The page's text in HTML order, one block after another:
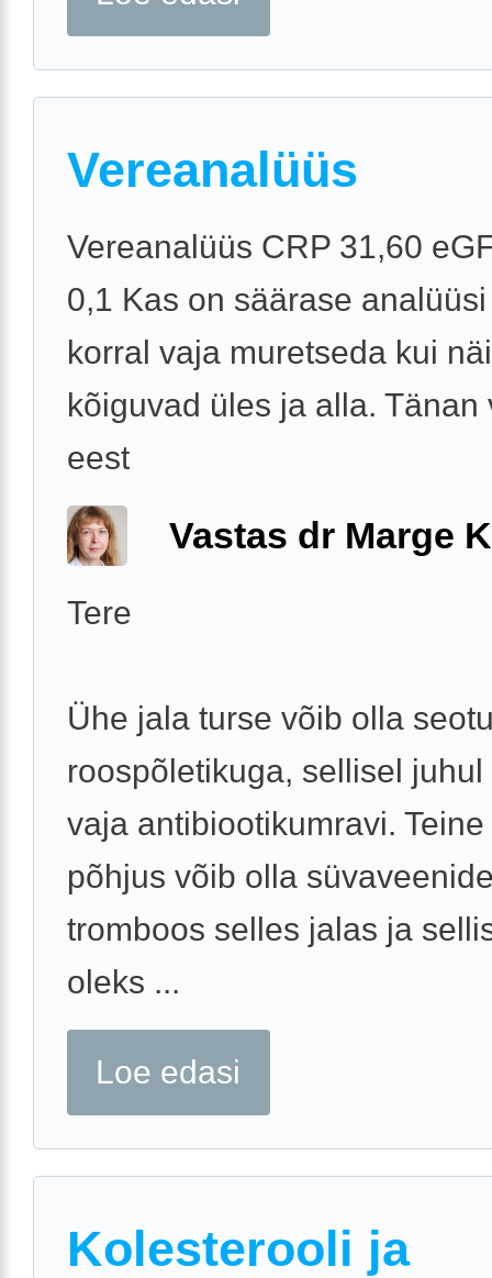
Vereanalüüs
Vereanalüüs CRP 31,60
0,1 Kas on säärase
korral vaja muretseda kui
kõiguvad üles ja alla. Tänan
eest
Vastas dr Marge
Tere
Ühe jala turse võib olla
roospõletikuga, sellisel juhul
vaja antibiootikumravi.
põhjus võib olla
tromboos selles jalas ja
oleks ...
Loe edasi
Kolesterooli ja